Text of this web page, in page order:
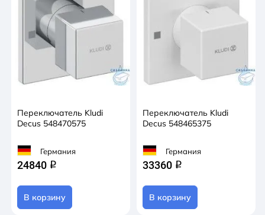
Переключатель Kludi
Decus 548470575
Германия
24840 q
В корзину
Переключатель Kludi
Decus 548465375
Германия
33360 q
В корзину